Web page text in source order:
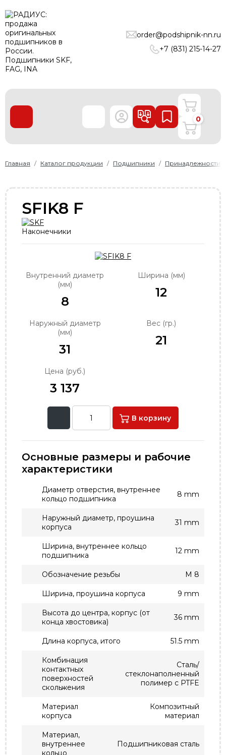
order@podshipnik-nn.ru
+7 (831) 215-14-27
ПОДШИПНИКИ
ЛИНЕЙНЫЕ ТЕХНОЛОГИИ
РЕМНИ
О нас
Доставка и оплата
+7 (831) 215-14-27
order@podshipnik-nn.ru
0
Главная Каталог продукции Подшипники Принадлежности
SFIK8 F
Наконечники
Внутренний диаметр
(мм)
8
Ширина (мм)
12
Наружный диаметр
(мм)
31
Вес (гр.)
21
Цена (руб.)
3 137
В корзину
Основные размеры и рабочие
характеристики
Диаметр отверстия, внутреннее
кольцо подшипника
8 mm
Наружный диаметр, проушина
корпуса
31 mm
Ширина, внутреннее кольцо
подшипника
12 mm
Обозначение резьбы M 8
Ширина, проушина корпуса 9 mm
Высота до центра, корпус (от
конца хвостовика)
36 mm
Длина корпуса, итого 51.5 mm
Комбинация
контактных
поверхностей
скольжения
Сталь/
стеклонаполненный
полимер с PTFE
Материал
корпуса
Композитный
материал
Материал,
внутреннее
кольцо
Подшипниковая сталь